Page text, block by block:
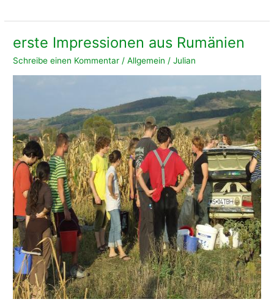
Hohenbrück
erste Impressionen aus Rumänien
Schreibe einen Kommentar /Allgemein /Julian